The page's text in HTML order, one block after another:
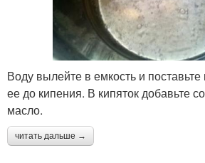
Воду вылейте в емкость и
ее до кипения. В кипяток добавьте
масло.
читать дальше →